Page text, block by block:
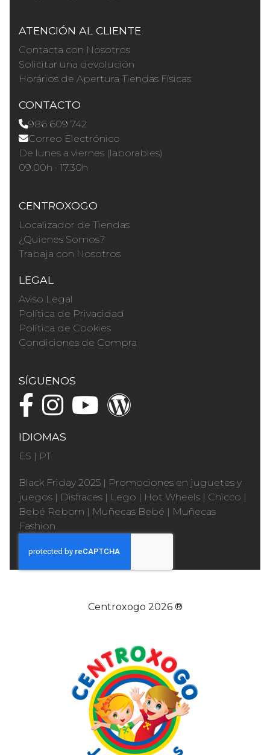
ATENCIÓN AL CLIENTE
Contacta con Nosotros
Solicitar una devolución
Horários de Apertura Tiendas Físicas
CONTACTO
986 609 742
Correo Electrónico
De lunes a viernes (laborables)
09.00h · 17.30h
CENTROXOGO
Localizador de Tiendas
¿Quienes Somos?
Trabaja con Nosotros
LEGAL
Aviso Legal
Política de Privacidad
Política de Cookies
Condiciones de Compra
SÍGUENOS
IDIOMAS
ES | PT
Black Friday 2025 | Promociones en juguetes y
juegos | Disfraces | Lego | Hot Wheels | Chicco |
Bebé Reborn | Muñecas Bebé | Muñecas
Fashion
Centroxogo 2026 ®